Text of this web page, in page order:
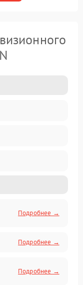
Подробнее →
Подробнее →
Подробнее →